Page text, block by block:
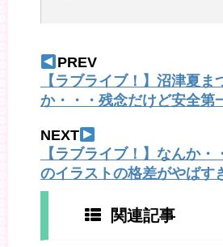
PREV
【ラブライブ！】沼津夏ま
か・・・残念だけど安全第
NEXT
【ラブライブ！】なんか・
のイラストの格差がやばす
関連記事